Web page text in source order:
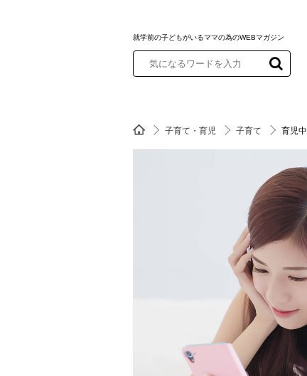
就学前の子どもがいるママの為のWEBマガジン
子育て・育児 子育て 育児